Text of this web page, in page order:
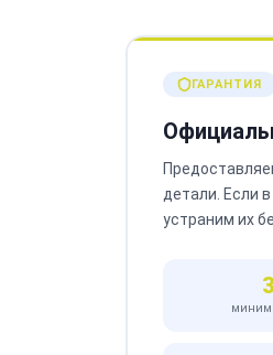
ГАРАНТИЯ
детали. Если
устраним их